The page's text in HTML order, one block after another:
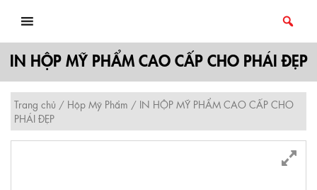
IN HỘP MỸ PHẨM CAO CẤP CHO PHÁI ĐẸP
Trang chủ / Hộp Mỹ Phẩm / IN HỘP MỸ PHẨM CAO CẤP CHO
PHÁI ĐẸP